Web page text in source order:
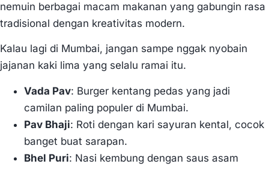
nemuin berbagai macam makanan yang gabungin rasa
tradisional dengan kreativitas modern.
Kalau lagi di Mumbai, jangan sampe nggak nyobain
jajanan kaki lima yang selalu ramai itu.
Vada Pav: Burger kentang pedas yang jadi
camilan paling populer di Mumbai.
Pav Bhaji: Roti dengan kari sayuran kental, cocok
banget buat sarapan.
Bhel Puri: Nasi kembung dengan saus asam